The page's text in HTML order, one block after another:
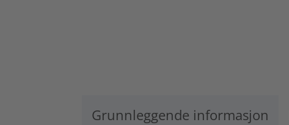
Grunnleggende informasjon